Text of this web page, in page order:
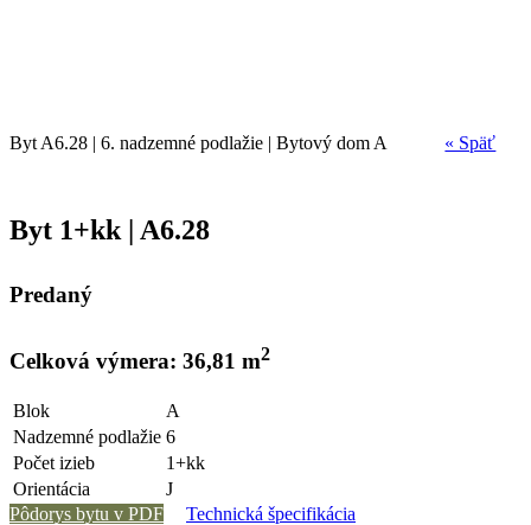
« Späť
Byt A6.28 | 6. nadzemné podlažie | Bytový dom A
Byt 1+kk | A6.28
Predaný
Celková výmera: 36,81 m2
Blok
A
Nadzemné podlažie 6
Počet izieb
1+kk
Orientácia
J
Pôdorys bytu v PDF
Technická špecifikácia